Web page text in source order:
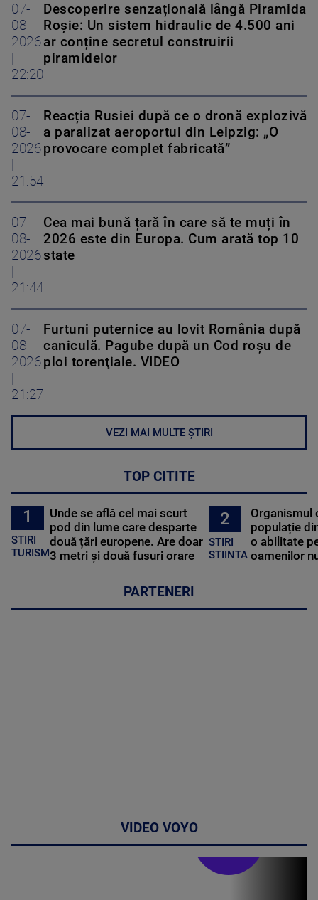
07-
08-
2026
|
22:20
Descoperire senzațională lângă Piramida
Roșie: Un sistem hidraulic de 4.500 ani
ar conține secretul construirii
piramidelor
07-
08-
2026
|
21:54
Reacția Rusiei după ce o dronă explozivă
a paralizat aeroportul din Leipzig: „O
provocare complet fabricată”
07-
08-
2026
|
21:44
Cea mai bună țară în care să te muți în
2026 este din Europa. Cum arată top 10
state
07-
08-
2026
|
21:27
Furtuni puternice au lovit România după
caniculă. Pagube după un Cod roşu de
ploi torenţiale. VIDEO
VEZI MAI MULTE ȘTIRI
TOP CITITE
1
STIRI
TURISM
Unde se află cel mai scurt
pod din lume care desparte
două țări europene. Are doar
3 metri și două fusuri orare
2
STIRI
STIINTA
Organismul
populație
o abilitate
oamenilor
PARTENERI
VIDEO VOYO